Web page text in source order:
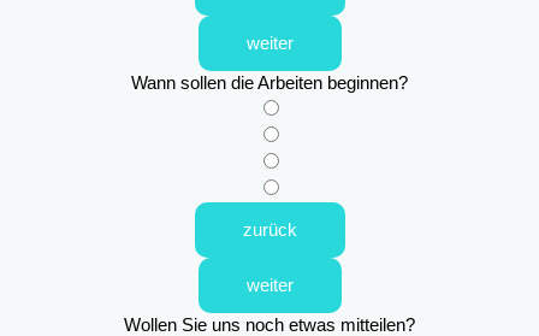
weiter
Wann sollen die Arbeiten beginnen?
zurück
weiter
Wollen Sie uns noch etwas mitteilen?